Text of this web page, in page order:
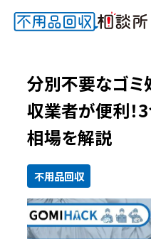
分別不要なゴ
収業者が便利！
相場を解説
不用品回収